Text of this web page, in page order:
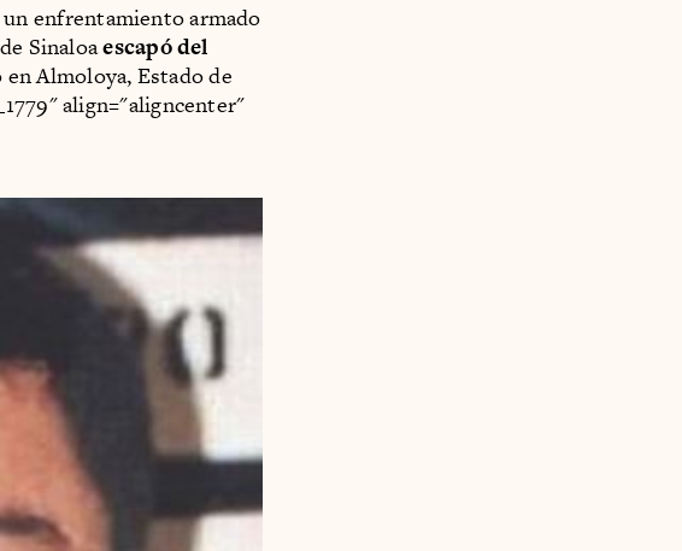
enfrentamiento armado
Sinaloaescapó del
en Almoloya, Estado de
align="aligncenter"